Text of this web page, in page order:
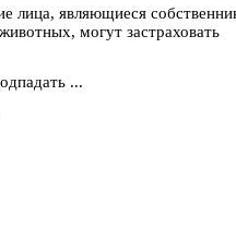
лица, являющиеся
могут застраховать
...